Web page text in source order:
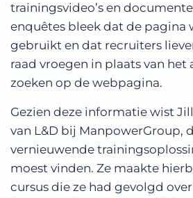
trainingsvideo’s en
enquêtes bleek dat de pagina
gebruikt en dat recruiters
raad vroegen in plaats van
zoeken op de webpagina.
Gezien deze informatie wist
van L&D bij ManpowerGroup,
vernieuwende
moest vinden. Ze maakte
cursus die ze had gevolgd